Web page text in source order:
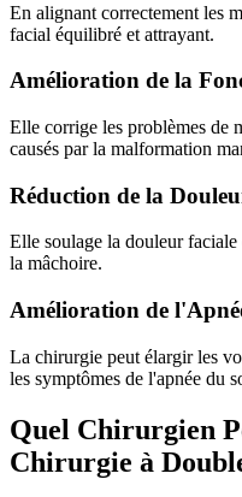
En alignant correctement les
facial équilibré et attrayant.
Amélioration de la
Elle corrige les problèmes de
causés par la malformation
Réduction de la
Elle soulage la douleur
la mâchoire.
Amélioration de
La chirurgie peut élargir les
les symptômes de l'apnée du
Quel Chirurgien
Chirurgie à